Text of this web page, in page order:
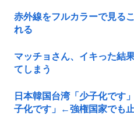
赤外線をフルカラーで見る
れる
マッチョさん、イキった結
てしまう
日本韓国台湾「少子化で
子化です」←強権国家でも